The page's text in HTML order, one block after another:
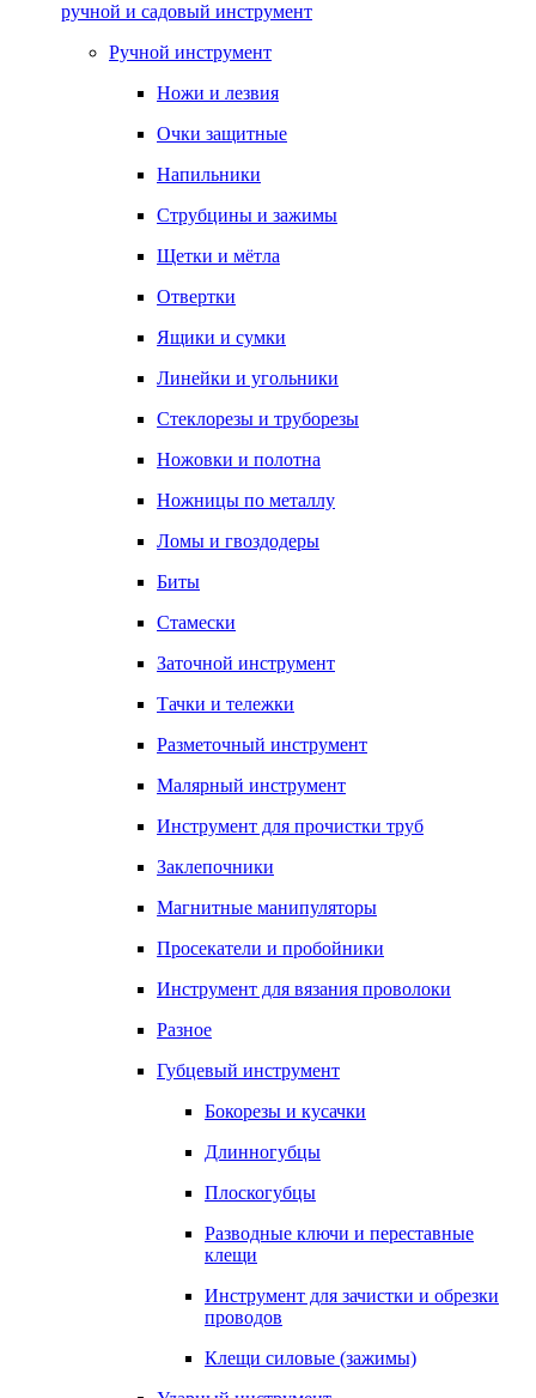
ручной и садовый инструмент
Ручной инструмент
Ножи и лезвия
Очки защитные
Напильники
Струбцины и зажимы
Щетки и мётла
Отвертки
Ящики и сумки
Линейки и угольники
Стеклорезы и труборезы
Ножовки и полотна
Ножницы по металлу
Ломы и гвоздодеры
Биты
Стамески
Заточной инструмент
Тачки и тележки
Разметочный инструмент
Малярный инструмент
Инструмент для прочистки труб
Заклепочники
Магнитные манипуляторы
Просекатели и пробойники
Инструмент для вязания проволоки
Разное
Губцевый инструмент
Бокорезы и кусачки
Длинногубцы
Плоскогубцы
Разводные ключи и переставные
клещи
Инструмент для зачистки и обрезки
проводов
Клещи силовые (зажимы)